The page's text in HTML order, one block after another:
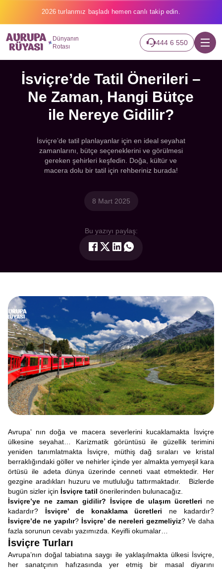
2026 turlarımız başladı hemen canlı takip edin.
Dünyanın
Rotası
444 6 550
İsviçre’de Tatil Önerileri –
Ne Zaman, Hangi Bütçe
ile Nereye Gidilir?
İsviçre’de tatil planlayanlar için en ideal seyahat
zamanlarını, bütçe seçeneklerini ve görülmesi
gereken şehirleri keşfedin. Doğa, kültür ve
macera dolu bir tatil için rehberiniz burada!
8 Mart 2025
Bu yazıyı paylaş:
Avrupa’ nın doğa ve macera severlerini kucaklamakta İsviçre
ülkesine seyahat… Karizmatik görüntüsü ile güzellik terimini
yeniden tanımlatmakta İsviçre, müthiş dağ sıraları ve kristal
berraklığındaki göller ve nehirler içinde yer almakta yemyeşil kara
örtüsü ile adeta dünya üzerinde cenneti vaat etmektedir. Her
gezgine aradıkları huzuru ve mutluluğu tattırmaktadır. Bizlerde
bugün sizler için İsviçre tatil önerilerinden bulunacağız.
İsviçre’ye ne zaman gidilir?
İsviçre de ulaşım ücretleri ne
kadardır? İsviçre’ de konaklama ücretleri ne kadardır?
İsviçre’de ne yapılır? İsviçre’ de nereleri gezmeliyiz? Ve daha
fazla sorunun cevabı yazımızda. Keyifli okumalar…
İsviçre Turları
Avrupa’nın doğal tabiatına saygı ile yaklaşılmakta ülkesi İsviçre,
her sanatçının hafızasında yer etmiş bir masal diyarını